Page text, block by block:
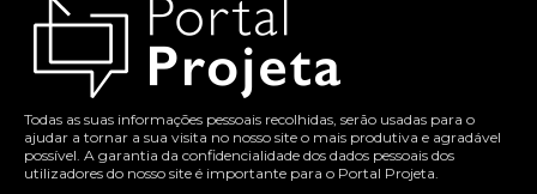
Todas as suas informações pessoais recolhidas, serão usadas para o
ajudar a tornar a sua visita no nosso site o mais produtiva e agradável
possível. A garantia da confidencialidade dos dados pessoais dos
utilizadores do nosso site é importante para o Portal Projeta.